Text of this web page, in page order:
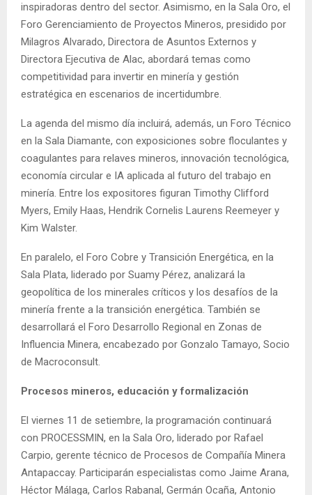
inspiradoras dentro del sector. Asimismo, en la Sala Oro, el
Foro Gerenciamiento de Proyectos Mineros, presidido por
Milagros Alvarado, Directora de Asuntos Externos y
Directora Ejecutiva de Alac, abordará temas como
competitividad para invertir en minería y gestión
estratégica en escenarios de incertidumbre.
La agenda del mismo día incluirá, además, un Foro Técnico
en la Sala Diamante, con exposiciones sobre floculantes y
coagulantes para relaves mineros, innovación tecnológica,
economía circular e IA aplicada al futuro del trabajo en
minería. Entre los expositores figuran Timothy Clifford
Myers, Emily Haas, Hendrik Cornelis Laurens Reemeyer y
Kim Walster.
En paralelo, el Foro Cobre y Transición Energética, en la
Sala Plata, liderado por Suamy Pérez, analizará la
geopolítica de los minerales críticos y los desafíos de la
minería frente a la transición energética. También se
desarrollará el Foro Desarrollo Regional en Zonas de
Influencia Minera, encabezado por Gonzalo Tamayo, Socio
de Macroconsult.
Procesos mineros, educación y formalización
El viernes 11 de setiembre, la programación continuará
con PROCESSMIN, en la Sala Oro, liderado por Rafael
Carpio, gerente técnico de Procesos de Compañía Minera
Antapaccay. Participarán especialistas como Jaime Arana,
Héctor Málaga, Carlos Rabanal, Germán Ocaña, Antonio